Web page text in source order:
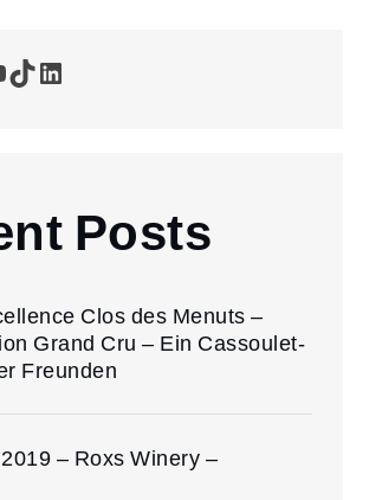
TikTokLinkedIn
Posts
Clos des Menuts –
Grand Cru – Ein Cassoulet-
Freunden
– Roxs Winery –